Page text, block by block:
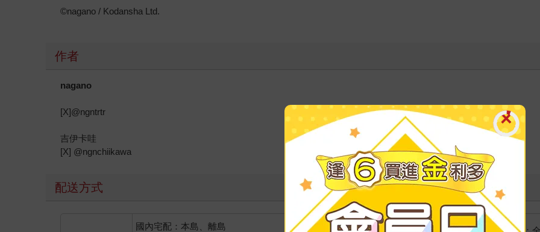
©nagano / Kodansha Ltd.
作者
nagano
[X]@ngntrtr
吉伊卡哇
[X] @ngnchiikawa
配送方式
國內宅配：本島、離島